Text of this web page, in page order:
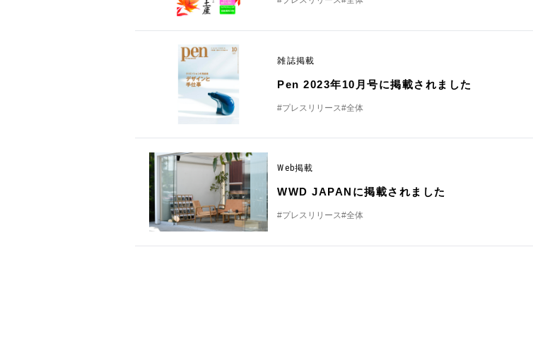
雑誌掲載
Pen 2023年10月号に掲載されました
#プレスリリース#全体
Web掲載
WWD JAPANに掲載されました
#プレスリリース#全体